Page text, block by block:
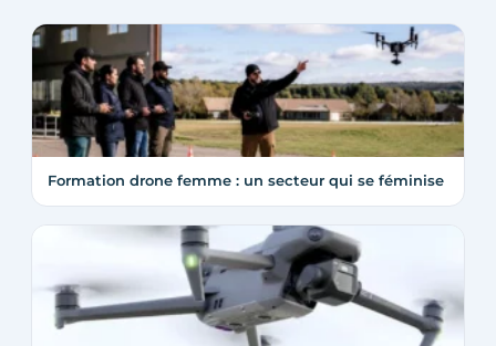
Formation drone femme : un secteur qui se féminise